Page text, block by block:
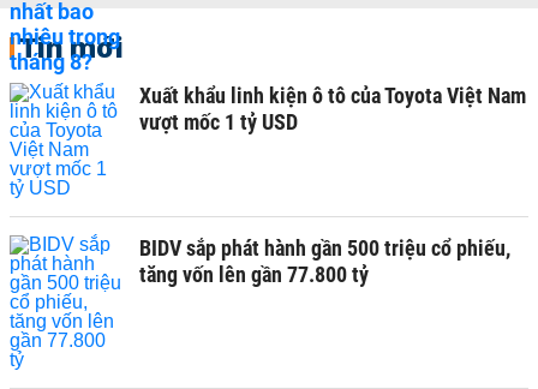
Tin mới
Xuất khẩu linh kiện ô tô của Toyota Việt Nam
vượt mốc 1 tỷ USD
BIDV sắp phát hành gần 500 triệu cổ phiếu,
tăng vốn lên gần 77.800 tỷ